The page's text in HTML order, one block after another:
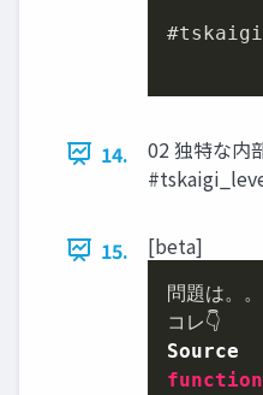
14.
02 独特な内
15. [beta]
問題は。。
Source
function